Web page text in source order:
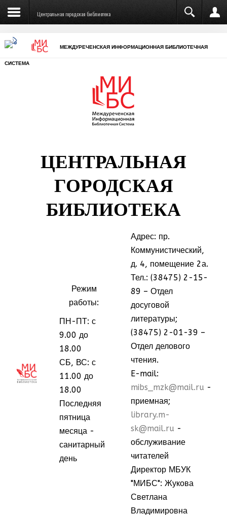
Центральная городская библиотека
МЕЖДУРЕЧЕНСКАЯ ИНФОРМАЦИОННАЯ БИБЛИОТЕЧНАЯ
СИСТЕМА
ЦЕНТРАЛЬНАЯ
ГОРОДСКАЯ
БИБЛИОТЕКА
Режим
работы:
ПН-ПТ: с
9.00 до
18.00
СБ, ВС: с
11.00 до
18.00
Последняя
пятница
месяца -
санитарный
день
Адрес: пр.
Коммунистический,
д. 4, помещение 2а.
Тел.: (38475) 2-15-
89 – Отдел
досуговой
литературы;
(38475) 2-01-39 –
Отдел делового
чтения.
E-mail:
mibs_mzk@mail.ru -
приемная;
library.m-
sk@mail.ru -
обслуживание
читателей
Директор МБУК
"МИБС": Жукова
Светлана
Владимировна